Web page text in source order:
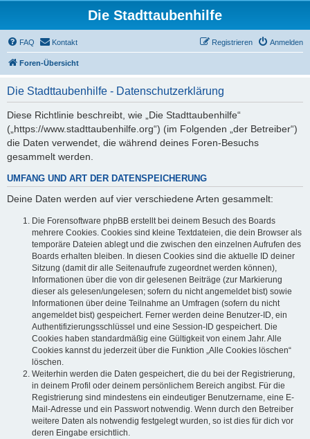
Die Stadttaubenhilfe
FAQ Kontakt Anmelden
Registrieren
Foren-Übersicht
Die Stadttaubenhilfe - Datenschutzerklärung
Diese Richtlinie beschreibt, wie „Die Stadttaubenhilfe“
(„https://www.stadttaubenhilfe.org“) (im Folgenden „der Betreiber“)
die Daten verwendet, die während deines Foren-Besuchs
gesammelt werden.
UMFANG UND ART DER DATENSPEICHERUNG
Deine Daten werden auf vier verschiedene Arten gesammelt:
Die Forensoftware phpBB erstellt bei deinem Besuch des Boards
mehrere Cookies. Cookies sind kleine Textdateien, die dein Browser als
temporäre Dateien ablegt und die zwischen den einzelnen Aufrufen des
Boards erhalten bleiben. In diesen Cookies sind die aktuelle ID deiner
Sitzung (damit dir alle Seitenaufrufe zugeordnet werden können),
Informationen über die von dir gelesenen Beiträge (zur Markierung
dieser als gelesen/ungelesen; sofern du nicht angemeldet bist) sowie
Informationen über deine Teilnahme an Umfragen (sofern du nicht
angemeldet bist) gespeichert. Ferner werden deine Benutzer-ID, ein
Authentifizierungsschlüssel und eine Session-ID gespeichert. Die
Cookies haben standardmäßig eine Gültigkeit von einem Jahr. Alle
Cookies kannst du jederzeit über die Funktion „Alle Cookies löschen“
löschen.
Weiterhin werden die Daten gespeichert, die du bei der Registrierung,
in deinem Profil oder deinem persönlichem Bereich angibst. Für die
Registrierung sind mindestens ein eindeutiger Benutzername, eine E-
Mail-Adresse und ein Passwort notwendig. Wenn durch den Betreiber
weitere Daten als notwendig festgelegt wurden, so ist dies für dich vor
deren Eingabe ersichtlich.